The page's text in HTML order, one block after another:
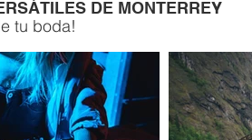
DE MONTERREY
tu boda!